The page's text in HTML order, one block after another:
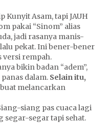
Kunyit Asam, tapi JAUH
pakai “Sinom” alias
jadi rasanya manis-
pekat. Ini bener-bener
versi rempah.
bikin badan “adem”,
dalam. Selain itu,
melancarkan
siang pas cuaca lagi
segar-segar tapi sehat.